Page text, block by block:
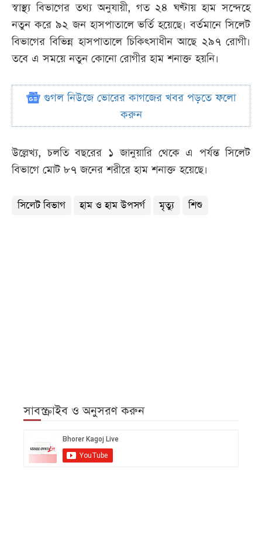
স্বাস্থ্য বিভাগের তথ্য অনুযায়ী, গত ২৪ ঘণ্টায় হাম সন্দেহে
নতুন করে ৯২ জন হাসপাতালে ভর্তি হয়েছে। বর্তমানে সিলেট
বিভাগের বিভিন্ন হাসপাতালে চিকিৎসাধীন আছে ২৯৭ রোগী।
তবে এ সময়ে নতুন কোনো রোগীর হাম শনাক্ত হয়নি।
গুগল নিউজে ভোরের কাগজের খবর পড়তে ফলো
করুন
উল্লেখ্য, চলতি বছরের ১ জানুয়ারি থেকে এ পর্যন্ত সিলেট
বিভাগে মোট ৮৭ জনের শরীরে হাম শনাক্ত হয়েছে।
সিলেট বিভাগ হাম ও হাম উপসর্গ মৃত্যু শিশু
সাবস্ক্রাইব ও অনুসরণ করুন